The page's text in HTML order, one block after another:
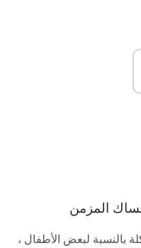
المزمن
بالنسبة لبعض الأطفال ،